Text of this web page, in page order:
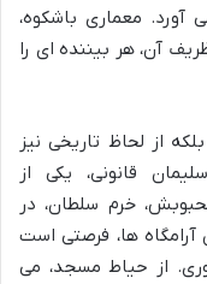
معماری باشکوه،
آن، هر بیننده ای را
از لحاظ تاریخی نیز
قانونی، یکی از
خرم سلطان، در
آرامگاه ها، فرصتی است
از حیاط مسجد، می